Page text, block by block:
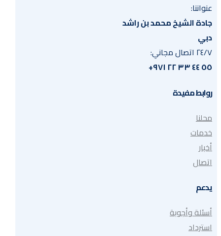
عنواننا:
جادة الشيخ محمد بن راشد
دبي
٢٤/٧ اتصال مجاني:
٥٥ ٤٤ ٣٣ ٢٢ ٩٧١+
روابط مفيدة
محلنا
خدمات
أخبار
اتصال
يدعم
أسئلة وأجوبة
استرداد